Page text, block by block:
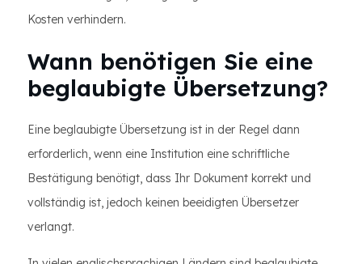
Kosten verhindern.
Wann benötigen Sie eine
beglaubigte Übersetzung?
Eine beglaubigte Übersetzung ist in der Regel dann
erforderlich, wenn eine Institution eine schriftliche
Bestätigung benötigt, dass Ihr Dokument korrekt und
vollständig ist, jedoch keinen beeidigten Übersetzer
verlangt.